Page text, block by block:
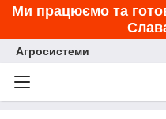
Ми працюємо та
Агросистеми